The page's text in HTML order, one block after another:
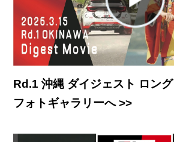
Rd.1 沖縄 ダイジェスト ロング
フォトギャラリーへ >>